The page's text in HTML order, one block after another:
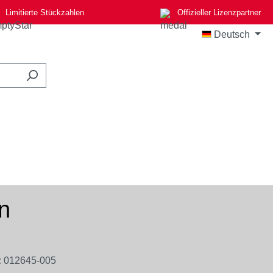
Limitierte Stückzahlen Offizieller Lizenzpartner
Deutsch
012645-005